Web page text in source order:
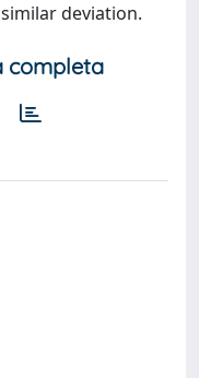
deviation.
completa